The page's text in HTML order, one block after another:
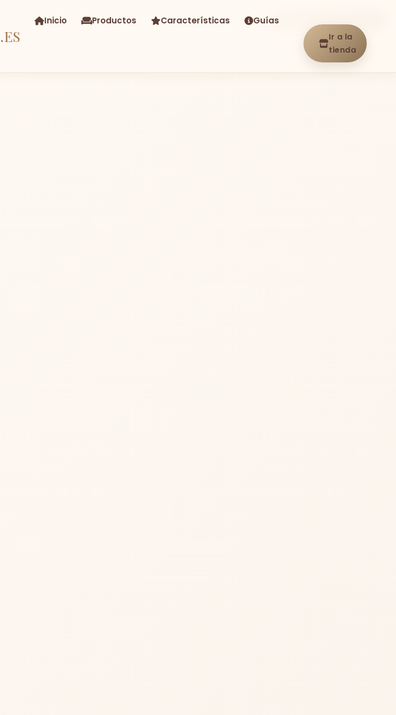
.ES
Inicio Productos Características Guías
Ir a la
tienda